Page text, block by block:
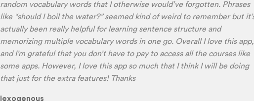
own voice (nobody likes the sound of their own voice), it is really helpful
to hear it played back-to-back with the fluent pronunciation for
comparison and self critique. I think I'm going to have fun with this app
and look forward to learning a little (or a lot) of Turkish before my holiday
next summer.
Delilah64